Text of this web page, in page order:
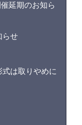
延期のお知ら
らせ
式は取りやめに